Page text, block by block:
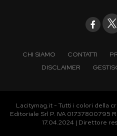
CHI SIAMO CONTATTI
DISCLAIMER
Lacitymag.it - Tutti i colori della
Editoriale Srl P. IVA 01737800795
17.04.2024 | Direttore